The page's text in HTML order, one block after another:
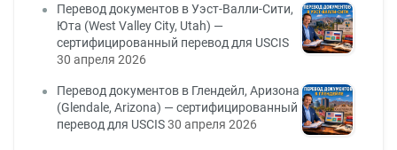
Перевод документов в Уэст-Валли-Сити,
Юта (West Valley City, Utah) —
сертифицированный перевод для USCIS
30 апреля 2026
Перевод документов в Глендейл, Аризона
(Glendale, Arizona) — сертифицированный
перевод для USCIS30 апреля 2026